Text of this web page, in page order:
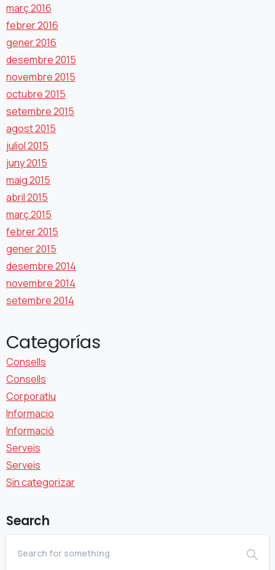
març 2016
febrer 2016
gener 2016
desembre 2015
novembre 2015
octubre 2015
setembre 2015
agost 2015
juliol 2015
juny 2015
maig 2015
abril 2015
març 2015
febrer 2015
gener 2015
desembre 2014
novembre 2014
setembre 2014
Categorías
Consells
Consells
Corporatiu
Informacio
Informació
Serveis
Serveis
Sin categorizar
Search